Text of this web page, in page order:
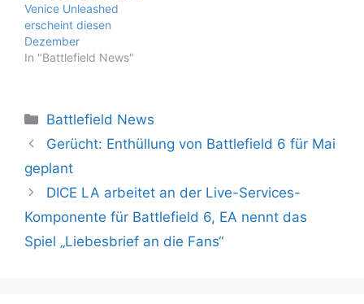
Venice Unleashed
erscheint diesen
Dezember
In "Battlefield News"
Kategorien
Battlefield News
Gerücht: Enthüllung von Battlefield 6 für Mai
geplant
DICE LA arbeitet an der Live-Services-
Komponente für Battlefield 6, EA nennt das
Spiel „Liebesbrief an die Fans“